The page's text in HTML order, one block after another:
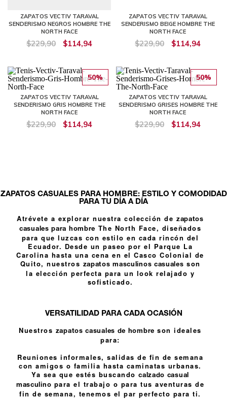
ZAPATOS VECTIV TARAVAL
SENDERISMO NEGROS HOMBRE THE
NORTH FACE
$229,90 $114,94
ZAPATOS VECTIV TARAVAL
SENDERISMO BEIGE HOMBRE THE
NORTH FACE
$229,90 $114,94
50%
ZAPATOS VECTIV TARAVAL
SENDERISMO GRIS HOMBRE THE
NORTH FACE
$229,90 $114,94
50%
ZAPATOS VECTIV TARAVAL
SENDERISMO GRISES HOMBRE THE
NORTH FACE
$229,90 $114,94
ZAPATOS CASUALES PARA HOMBRE: ESTILO Y COMODIDAD
PARA TU DÍA A DÍA
Atrévete a explorar nuestra colección de
zapatos
casuales para hombre
The North Face, diseñados
para que luzcas con estilo en cada rincón del
Ecuador. Desde un paseo por el Parque La
Carolina hasta una cena en el Casco Colonial de
Quito, nuestros
zapatos masculinos casuales son
la elección perfecta para un look relajado y
sofisticado.
VERSATILIDAD PARA CADA OCASIÓN
Nuestros zapatos casuales de hombre son ideales
para:
Reuniones informales, salidas de fin de semana
con amigos o familia hasta caminatas urbanas.
Ya sea que estés buscandocalzado casual
masculino para el trabajo o para tus aventuras de
fin de semana, tenemos el par perfecto para ti.